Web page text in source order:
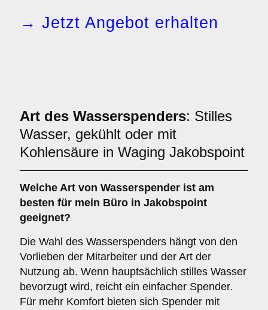
→ Jetzt Angebot erhalten
Art des Wasserspenders: Stilles
Wasser, gekühlt oder mit
Kohlensäure in Waging Jakobspoint
Welche Art von Wasserspender ist am
besten für mein Büro in Jakobspoint
geeignet?
Die Wahl des Wasserspenders hängt von den
Vorlieben der Mitarbeiter und der Art der
Nutzung ab. Wenn hauptsächlich stilles Wasser
bevorzugt wird, reicht ein einfacher Spender.
Für mehr Komfort bieten sich Spender mit